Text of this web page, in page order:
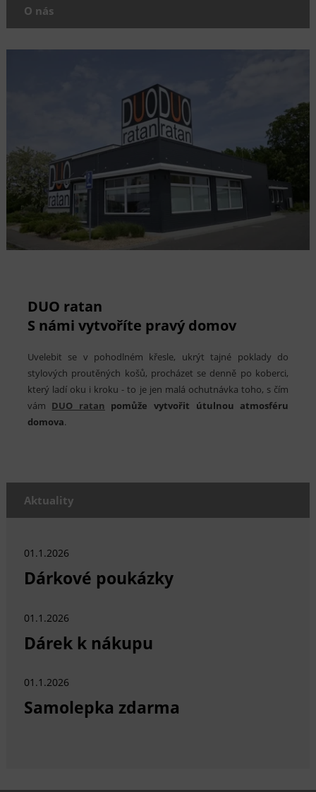
O nás
DUO ratan
S námi vytvoříte pravý domov
Uvelebit se v pohodlném křesle, ukrýt tajné poklady do
stylových proutěných košů, procházet se denně po koberci,
který ladí oku i kroku - to je jen malá ochutnávka toho, s čím
vám DUO ratan pomůže vytvořit útulnou atmosféru
domova.
Aktuality
01.1.2026
Dárkové poukázky
01.1.2026
Dárek k nákupu
01.1.2026
Samolepka zdarma